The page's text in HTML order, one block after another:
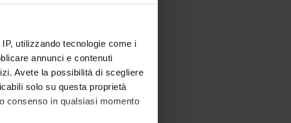
utilizzando tecnologie come i
annunci e contenuti
Avete la possibilità di scegliere
solo su questa proprietà
consenso in qualsiasi momento